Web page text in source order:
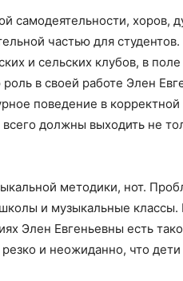
самодеятельности, хоров,
частью для
и сельских клубов, в
в своей работе Элен
поведение в
должны выходить не
методики, нот.
и музыкальные классы.
Элен Евгеньевны есть
и неожиданно, что